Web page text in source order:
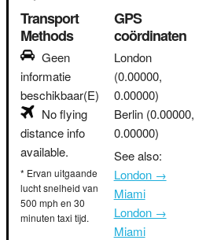
Transport
Methods
Geen
informatie
beschikbaar(E)
No flying
distance info
available.
* Ervan uitgaande
lucht snelheid van
500 mph en 30
minuten taxi tijd.
GPS
coördinaten
London
(0.00000,
0.00000)
Berlin (0.00000,
0.00000)
See also:
London →
Miami
London →
Miami